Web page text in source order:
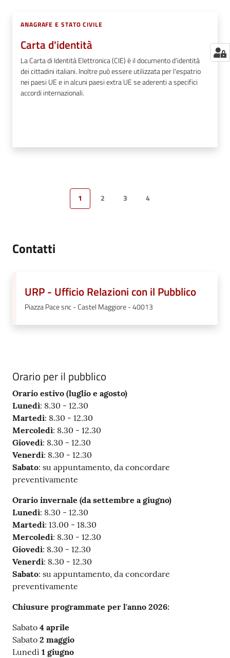
ANAGRAFE E STATO CIVILE
Carta d'identità
La Carta di Identità Elettronica (CIE) è il documento d’identità
dei cittadini italiani. Inoltre può essere utilizzata per l'espatrio
nei paesi UE e in alcuni paesi extra UE se aderenti a specifici
accordi internazionali.
Pagina precedente
Pagina
1 Pagina
2 Pagina
3 Pagina
4
Contatti
URP - Ufficio Relazioni con il Pubblico
Piazza Pace snc - Castel Maggiore - 40013
Orario per il pubblico
Orario estivo (luglio e agosto)
Lunedì: 8.30 - 12.30
Martedì: 8.30 - 12.30
Mercoledì: 8.30 - 12.30
Giovedì: 8.30 - 12.30
Venerdì: 8.30 - 12.30
Sabato: su appuntamento, da concordare
preventivamente
Orario invernale (da settembre a giugno)
Lunedì: 8.30 - 12.30
Martedì: 13.00 - 18.30
Mercoledì: 8.30 - 12.30
Giovedì: 8.30 - 12.30
Venerdì: 8.30 - 12.30
Sabato: su appuntamento, da concordare
preventivamente
Chiusure programmate per l'anno 2026:
Sabato 4 aprile
Sabato 2 maggio
Lunedì 1 giugno